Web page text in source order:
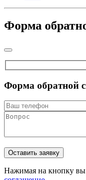
Форма
Форма обратной
Нажимая на кнопку